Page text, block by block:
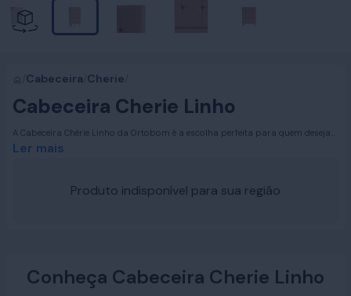
Cabeceira Cherie
Cabeceira Cherie Linho
A Cabeceira Chérie Linho da Ortobom é a escolha perfeita para quem deseja
adicionar um toque de elegância e conforto ao quarto. Disponível nos
uma peça essencial para criar um ambiente acolhedor e estiloso.
Ler mais
Produto indisponível para sua região
Conheça Cabeceira Cherie Linho